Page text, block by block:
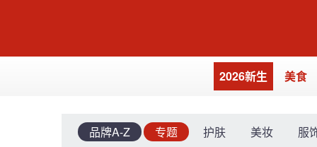
2026新生 美食
品牌A-Z 专题 护肤 美妆 服